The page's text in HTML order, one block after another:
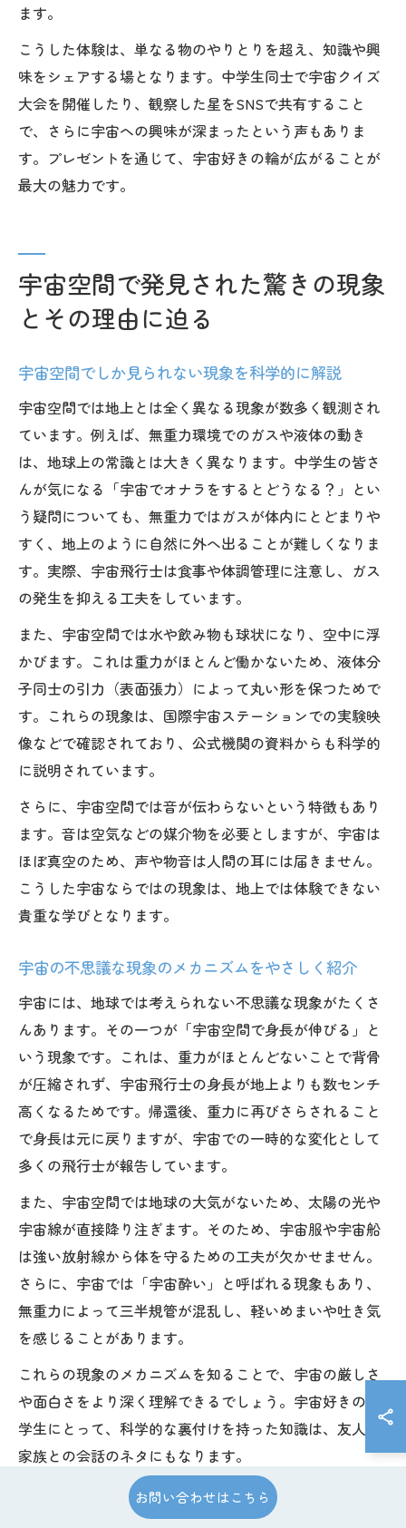
ます。
こうした体験は、単なる物のやりとりを超え、知識や興
味をシェアする場となります。中学生同士で宇宙クイズ
大会を開催したり、観察した星をSNSで共有すること
で、さらに宇宙への興味が深まったという声もありま
す。プレゼントを通じて、宇宙好きの輪が広がることが
最大の魅力です。
宇宙空間で発見された驚きの現象
とその理由に迫る
宇宙空間でしか見られない現象を科学的に解説
宇宙空間では地上とは全く異なる現象が数多く観測され
ています。例えば、無重力環境でのガスや液体の動き
は、地球上の常識とは大きく異なります。中学生の皆さ
んが気になる「宇宙でオナラをするとどうなる？」とい
う疑問についても、無重力ではガスが体内にとどまりや
すく、地上のように自然に外へ出ることが難しくなりま
す。実際、宇宙飛行士は食事や体調管理に注意し、ガス
の発生を抑える工夫をしています。
また、宇宙空間では水や飲み物も球状になり、空中に浮
かびます。これは重力がほとんど働かないため、液体分
子同士の引力（表面張力）によって丸い形を保つためで
す。これらの現象は、国際宇宙ステーションでの実験映
像などで確認されており、公式機関の資料からも科学的
に説明されています。
さらに、宇宙空間では音が伝わらないという特徴もあり
ます。音は空気などの媒介物を必要としますが、宇宙は
ほぼ真空のため、声や物音は人間の耳には届きません。
こうした宇宙ならではの現象は、地上では体験できない
貴重な学びとなります。
宇宙の不思議な現象のメカニズムをやさしく紹介
宇宙には、地球では考えられない不思議な現象がたくさ
んあります。その一つが「宇宙空間で身長が伸びる」と
いう現象です。これは、重力がほとんどないことで背骨
が圧縮されず、宇宙飛行士の身長が地上よりも数センチ
高くなるためです。帰還後、重力に再びさらされること
で身長は元に戻りますが、宇宙での一時的な変化として
多くの飛行士が報告しています。
また、宇宙空間では地球の大気がないため、太陽の光や
宇宙線が直接降り注ぎます。そのため、宇宙服や宇宙船
は強い放射線から体を守るための工夫が欠かせません。
さらに、宇宙では「宇宙酔い」と呼ばれる現象もあり、
無重力によって三半規管が混乱し、軽いめまいや吐き気
を感じることがあります。
これらの現象のメカニズムを知ることで、宇宙の厳しさ
や面白さをより深く理解できるでしょう。宇宙好きの中
学生にとって、科学的な裏付けを持った知識は、友人や
家族との会話のネタにもなります。
宇宙で観測された驚きの結果とその背景を探る
お問い合わせはこちら